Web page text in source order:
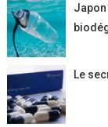
Le